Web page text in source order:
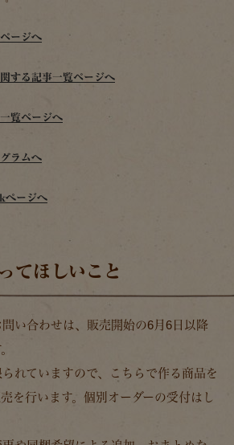
ージへ
する記事一覧ページへ
覧ページへ
ラムへ
ぺージへ
てほしいこと
い合わせは、販売開始の6月6日以降
れていますので、こちらで作る商品を
を行います。個別オーダーの受付はし